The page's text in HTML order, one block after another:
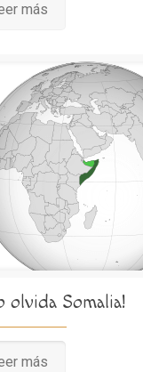
más
olvida Somalia!
más